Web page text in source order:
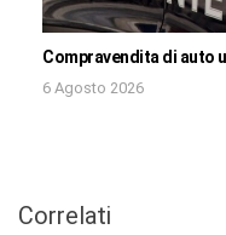
Compravendita di auto
6 Agosto 2026
Correlati